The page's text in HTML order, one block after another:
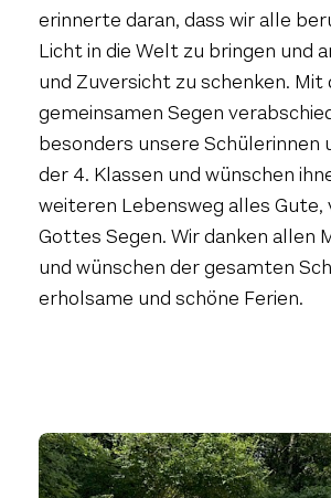
erinnerte daran, dass wir alle
Licht in die Welt zu bringen und
und Zuversicht zu schenken. Mit
gemeinsamen Segen
besonders unsere Schülerinnen
der 4. Klassen und wünschen
weiteren Lebensweg alles Gute,
Gottes Segen. Wir danken allen
und wünschen der gesamten
erholsame und schöne Ferien.